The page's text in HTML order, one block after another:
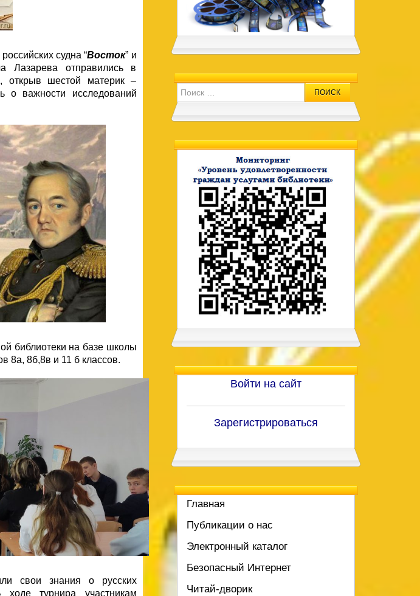
судна “Восток” и
Лазарева отправились в
открыв шестой материк –
о важности исследований
библиотеки на базе школы
8а, 8б,8в и 11 б классов.
свои знания о русских
ходе турнира участникам
Search for:
Войти на сайт
Зарегистрироваться
Главная
Публикации о нас
Электронный каталог
Безопасный Интернет
Читай-дворик